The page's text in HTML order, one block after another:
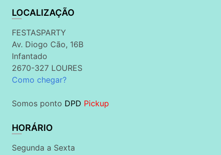
LOCALIZAÇÃO
FESTASPARTY
Av. Diogo Cão, 16B
Infantado
2670-327 LOURES
Como chegar?
Somos ponto DPD Pickup
HORÁRIO
Segunda a Sexta